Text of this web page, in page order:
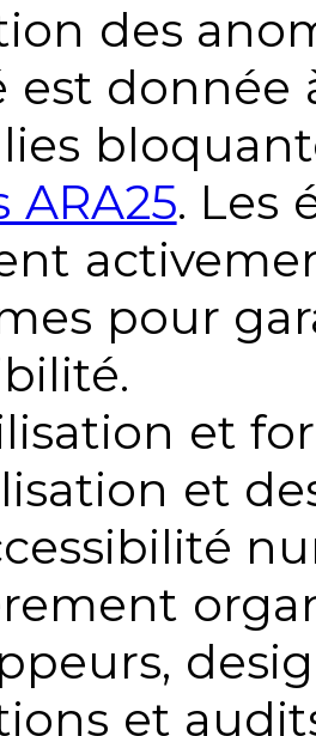
des
est donnée
ARA25. Les
pour
et
et
et